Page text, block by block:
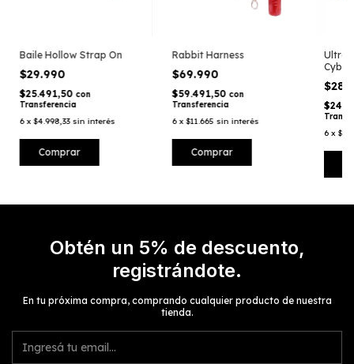
Baile Hollow Strap On
$29.990
$25.491,50 con
Transferencia
6 x$4.998,33 sin interés
Rabbit Harness
$69.990
$59.491,50 con
Transferencia
6 x$11.665 sin interés
Ultra
6 x
Obtén un 5% de descuento,
registrándote.
En tu próxima compra, comprando cualquier producto de nuestra
tienda.